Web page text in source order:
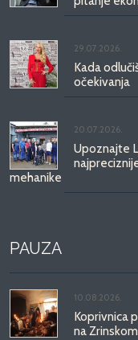
29.07.2026.
Kada
očekivanja
20.07.2026.
Upoznajte
mehanike
PAUZA
10.08.2026.
Koprivnica
na